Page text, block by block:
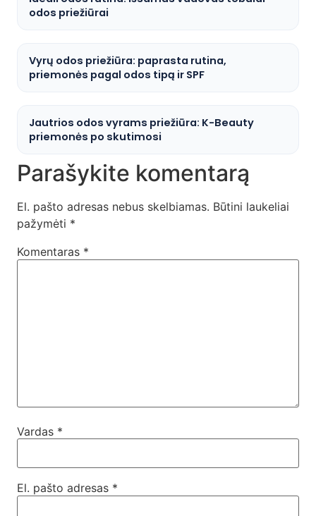
odos priežiūrai
Vyrų odos priežiūra: paprasta rutina,
priemonės pagal odos tipą ir SPF
Jautrios odos vyrams priežiūra: K-Beauty
priemonės po skutimosi
Parašykite komentarą
El. pašto adresas nebus skelbiamas. Būtini laukeliai
pažymėti *
Komentaras *
Vardas *
El. pašto adresas *